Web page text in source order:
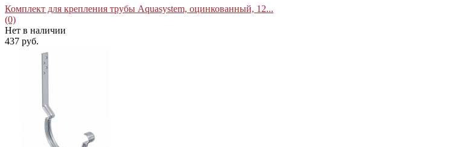
избранное сравнить
Комплект для крепления трубы Aquasystem, оцинкованный, 12...
(0)
Нет в наличии
437 руб.